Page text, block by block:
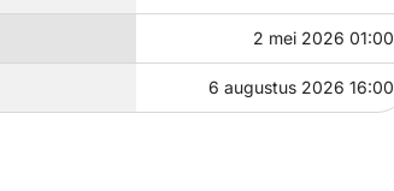
2 mei 2026 01:00
6 augustus 2026 16:00